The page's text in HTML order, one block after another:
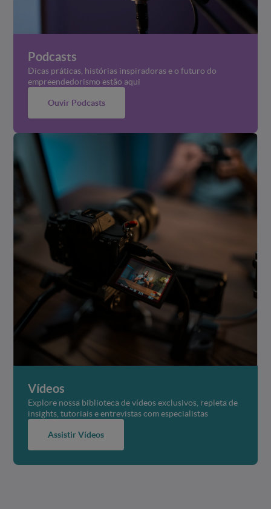
Podcasts
Dicas práticas, histórias inspiradoras e o futuro do
empreendedorismo estão aqui
Ouvir Podcasts
Vídeos
Explore nossa biblioteca de vídeos exclusivos, repleta de
insights, tutoriais e entrevistas com especialistas
Assistir Vídeos